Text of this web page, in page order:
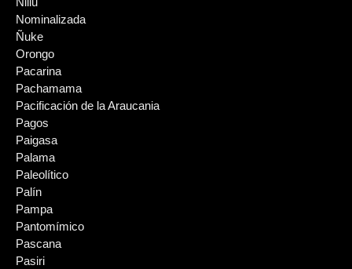
Nominalizada
Ñuke
Orongo
Pacarina
Pachamama
Pacificación de la Araucania
Pagos
Paigasa
Palama
Paleolítico
Palín
Pampa
Pantomímico
Pascana
Pasiri